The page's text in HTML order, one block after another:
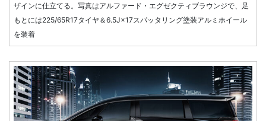
ザインに仕立てる。写真はアルファード・エグゼクティブラウンジで、足
もとには225/65R17タイヤ＆6.5J×17スパッタリング塗装アルミホイール
を装着